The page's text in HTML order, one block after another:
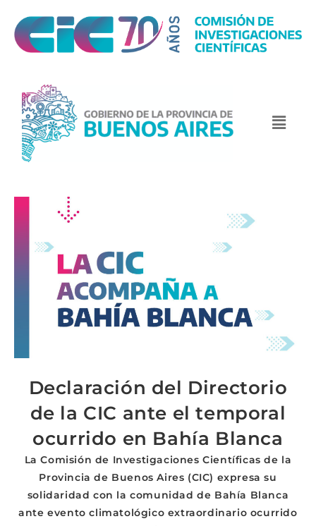
Declaración del Directorio
de la CIC ante el temporal
ocurrido en Bahía Blanca
La Comisión de Investigaciones Científicas de la
Provincia de Buenos Aires (CIC) expresa su
solidaridad con la comunidad de Bahía Blanca
ante evento climatológico extraordinario ocurrido